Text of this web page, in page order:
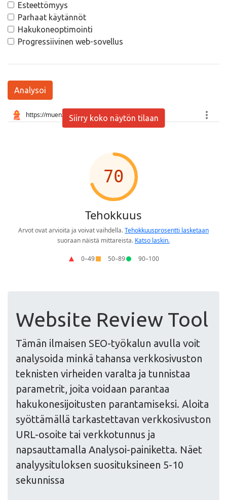
Esteettömyys
Parhaat käytännöt
Hakukoneoptimointi
Progressiivinen web-sovellus
Analysoi
Siirry koko näytön tilaan
Website Review Tool
Tämän ilmaisen SEO-työkalun avulla voit
analysoida minkä tahansa verkkosivuston
teknisten virheiden varalta ja tunnistaa
parametrit, joita voidaan parantaa
hakukonesijoitusten parantamiseksi. Aloita
syöttämällä tarkastettavan verkkosivuston
URL-osoite tai verkkotunnus ja
napsauttamalla Analysoi-painiketta. Näet
analyysituloksen suosituksineen 5-10
sekunnissa